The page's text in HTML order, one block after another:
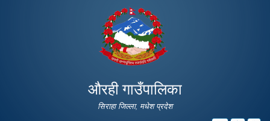
main
content
औरही गाउँपालिका
सिराहा जिल्ला, मधेश प्रदेश